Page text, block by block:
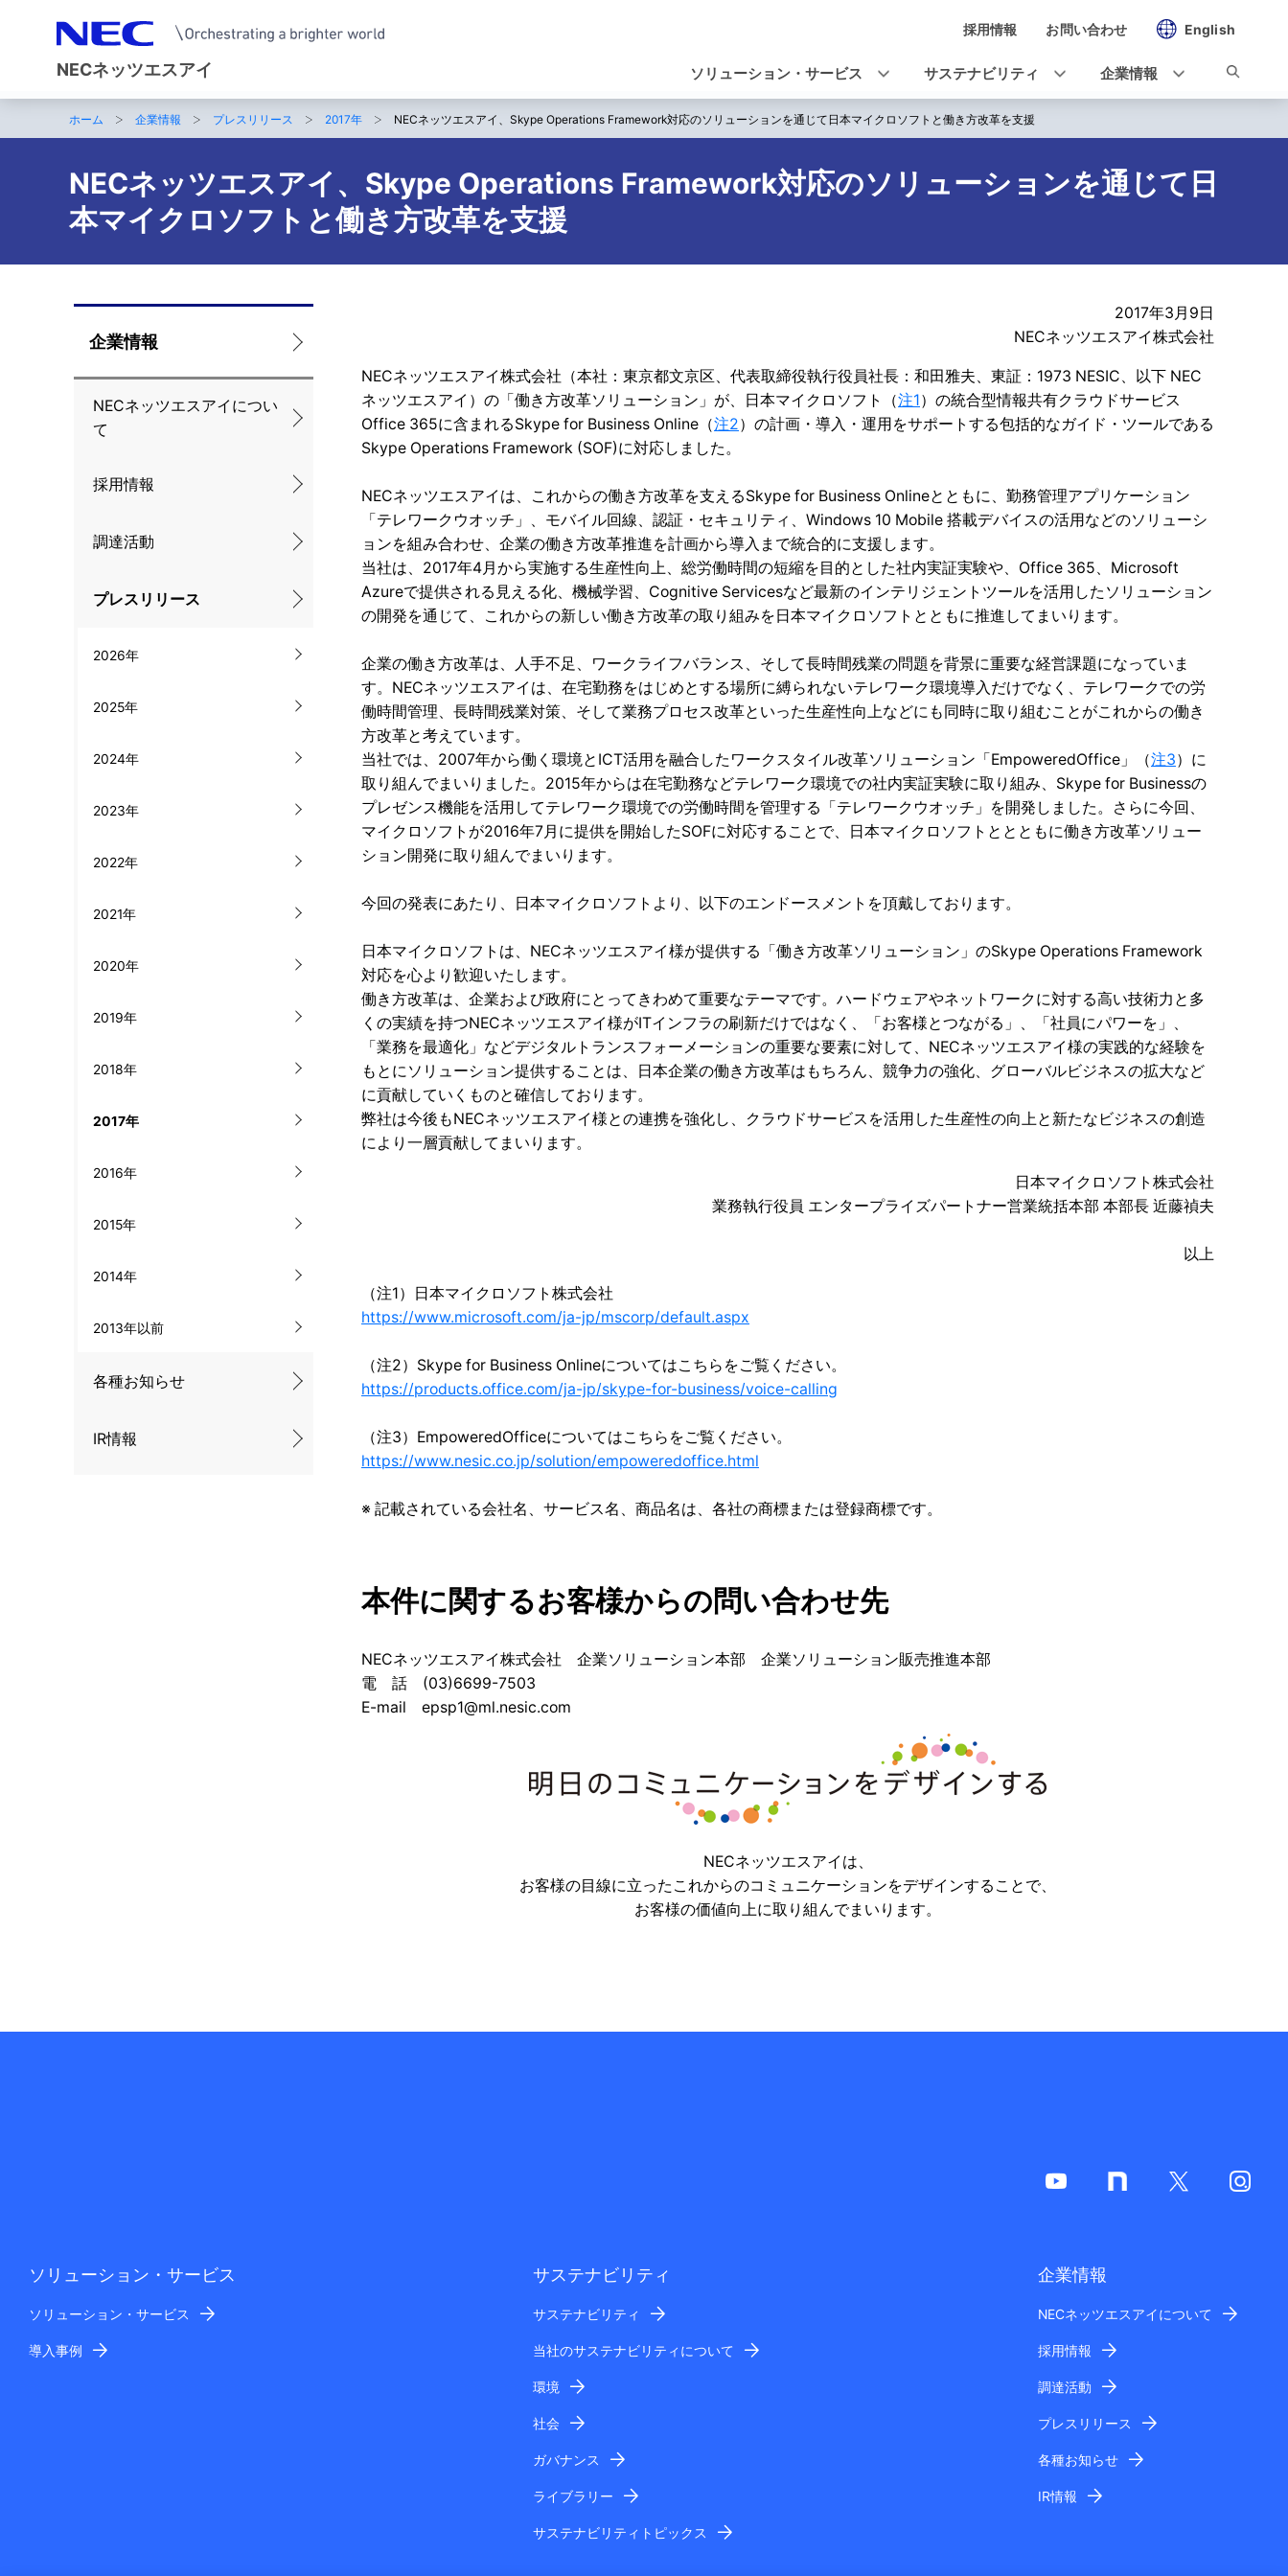
NECネッツエスアイ
ゲ
ー
採用情報 お問い合わせ English
ソリューション・サービス サステナビリティ 企業情報
サ
ト
内
の
現
在
位
ホーム 企業情報 プレスリリース 2017年 NECネッツエスアイ、Skype Operations Framework対応のソリューションを通じて日本マイクロソフトと働き方改革を支援
NECネッツエスアイ、Skype Operations Framework対応のソリューションを通じて日
本マイクロソフトと働き方改革を支援
ロ
ー
カ
ナ
ー
ョ
ン
企業情報
NECネッツエスアイについ
て
採用情報
調達活動
プレスリリース
2026年
2025年
2024年
2023年
2022年
2021年
2020年
2019年
2018年
2017年
2016年
2015年
2014年
2013年以前
各種お知らせ
IR情報
2017年3月9日
NECネッツエスアイ株式会社
NECネッツエスアイ株式会社（本社：東京都文京区、代表取締役執行役員社長：和田雅夫、東証：1973 NESIC、以下 NEC
ネッツエスアイ）の「働き方改革ソリューション」が、日本マイクロソフト（注1）の統合型情報共有クラウドサービス
Office 365に含まれるSkype for Business Online（注2）の計画・導入・運用をサポートする包括的なガイド・ツールである
Skype Operations Framework (SOF)に対応しました。
NECネッツエスアイは、これからの働き方改革を支えるSkype for Business Onlineとともに、勤務管理アプリケーション
「テレワークウオッチ」、モバイル回線、認証・セキュリティ、Windows 10 Mobile 搭載デバイスの活用などのソリューシ
ョンを組み合わせ、企業の働き方改革推進を計画から導入まで統合的に支援します。
当社は、2017年4月から実施する生産性向上、総労働時間の短縮を目的とした社内実証実験や、Office 365、Microsoft
Azureで提供される見える化、機械学習、Cognitive Servicesなど最新のインテリジェントツールを活用したソリューション
の開発を通じて、これからの新しい働き方改革の取り組みを日本マイクロソフトとともに推進してまいります。
企業の働き方改革は、人手不足、ワークライフバランス、そして長時間残業の問題を背景に重要な経営課題になっていま
す。NECネッツエスアイは、在宅勤務をはじめとする場所に縛られないテレワーク環境導入だけでなく、テレワークでの労
働時間管理、長時間残業対策、そして業務プロセス改革といった生産性向上などにも同時に取り組むことがこれからの働き
方改革と考えています。
当社では、2007年から働く環境とICT活用を融合したワークスタイル改革ソリューション「EmpoweredOffice」（注3）に
取り組んでまいりました。2015年からは在宅勤務などテレワーク環境での社内実証実験に取り組み、Skype for Businessの
プレゼンス機能を活用してテレワーク環境での労働時間を管理する「テレワークウオッチ」を開発しました。さらに今回、
マイクロソフトが2016年7月に提供を開始したSOFに対応することで、日本マイクロソフトととともに働き方改革ソリュー
ション開発に取り組んでまいります。
今回の発表にあたり、日本マイクロソフトより、以下のエンドースメントを頂戴しております。
日本マイクロソフトは、NECネッツエスアイ様が提供する「働き方改革ソリューション」のSkype Operations Framework
対応を心より歓迎いたします。
働き方改革は、企業および政府にとってきわめて重要なテーマです。ハードウェアやネットワークに対する高い技術力と多
くの実績を持つNECネッツエスアイ様がITインフラの刷新だけではなく、「お客様とつながる」、「社員にパワーを」、
「業務を最適化」などデジタルトランスフォーメーションの重要な要素に対して、NECネッツエスアイ様の実践的な経験を
もとにソリューション提供することは、日本企業の働き方改革はもちろん、競争力の強化、グローバルビジネスの拡大など
に貢献していくものと確信しております。
弊社は今後もNECネッツエスアイ様との連携を強化し、クラウドサービスを活用した生産性の向上と新たなビジネスの創造
により一層貢献してまいります。
日本マイクロソフト株式会社
業務執行役員 エンタープライズパートナー営業統括本部 本部長 近藤禎夫
以上
（注1）日本マイクロソフト株式会社
https://www.microsoft.com/ja-jp/mscorp/default.aspx
（注2）Skype for Business Onlineについてはこちらをご覧ください。
https://products.office.com/ja-jp/skype-for-business/voice-calling
（注3）EmpoweredOfficeについてはこちらをご覧ください。
https://www.nesic.co.jp/solution/empoweredoffice.html
※ 記載されている会社名、サービス名、商品名は、各社の商標または登録商標です。
本件に関するお客様からの問い合わせ先
NECネッツエスアイ株式会社 企業ソリューション本部 企業ソリューション販売推進本部
電 話 (03)6699-7503
E-mail epsp1@ml.nesic.com
NECネッツエスアイは、
お客様の目線に立ったこれからのコミュニケーションをデザインすることで、
お客様の価値向上に取り組んでまいります。
ソリューション・サービス
ソリューション・サービス
導入事例
サステナビリティ
サステナビリティ
当社のサステナビリティについて
環境
社会
ガバナンス
ライブラリー
サステナビリティトピックス
企業情報
NECネッツエスアイについて
採用情報
調達活動
プレスリリース
各種お知らせ
IR情報